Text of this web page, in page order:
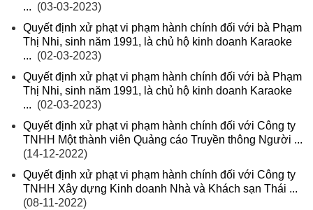
... (03-03-2023)
Quyết định xử phạt vi phạm hành chính đối với bà Phạm
Thị Nhi, sinh năm 1991, là chủ hộ kinh doanh Karaoke
... (02-03-2023)
Quyết định xử phạt vi phạm hành chính đối với bà Phạm
Thị Nhi, sinh năm 1991, là chủ hộ kinh doanh Karaoke
... (02-03-2023)
Quyết định xử phạt vi phạm hành chính đối với Công ty
TNHH Một thành viên Quảng cáo Truyền thông Người ...
(14-12-2022)
Quyết định xử phạt vi phạm hành chính đối với Công ty
TNHH Xây dựng Kinh doanh Nhà và Khách sạn Thái ...
(08-11-2022)